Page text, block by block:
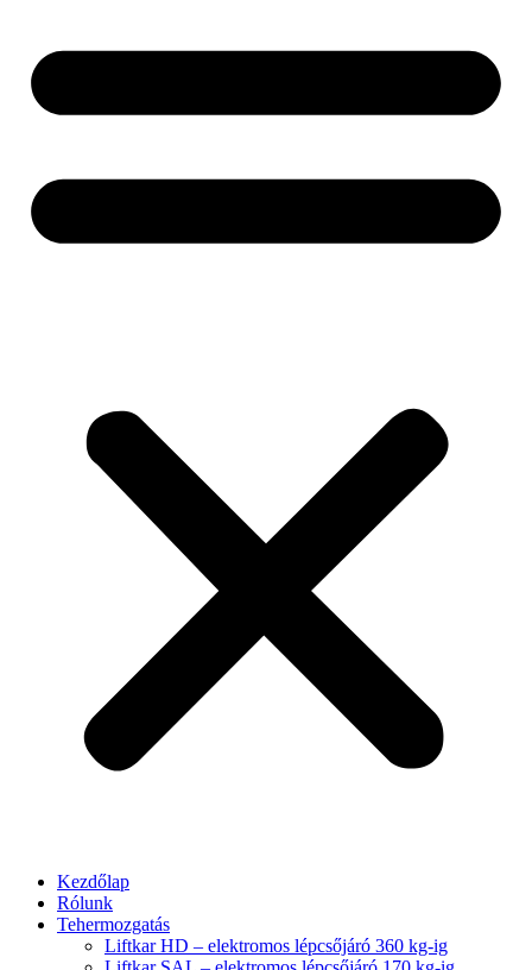
Kezdőlap
Rólunk
Tehermozgatás
Liftkar HD – elektromos lépcsőjáró 360 kg-ig